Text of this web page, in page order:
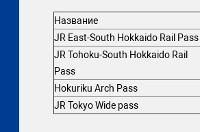
Название
JR East-South Hokkaido Rail Pass
JR Tohoku-South Hokkaido Rail
Pass
Hokuriku Arch Pass
JR Tokyo Wide pass